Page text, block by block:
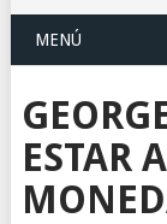
MENÚ
ESTAR